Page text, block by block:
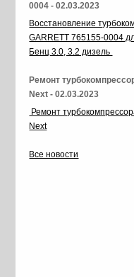
0004 - 02.03.2023
Восстановление
GARRETT 765155-0004
Бенц 3.0, 3.2 дизель
Ремонт
Next - 02.03.2023
Ремонт
Next
Все новости